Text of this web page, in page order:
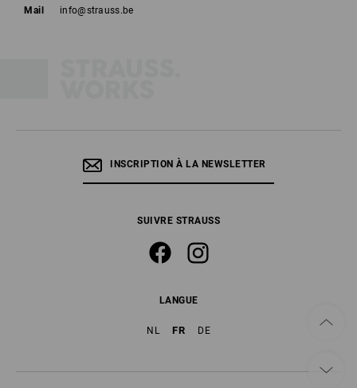
Mail
info@strauss.be
INSCRIPTION À LA NEWSLETTER
SUIVRE STRAUSS
LANGUE
NL FR DE